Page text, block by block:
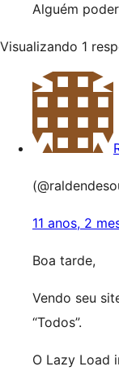
Alguém
Visualizando 1
11 anos, 2
Boa tarde,
Vendo seu
“Todos”.
O Lazy Load